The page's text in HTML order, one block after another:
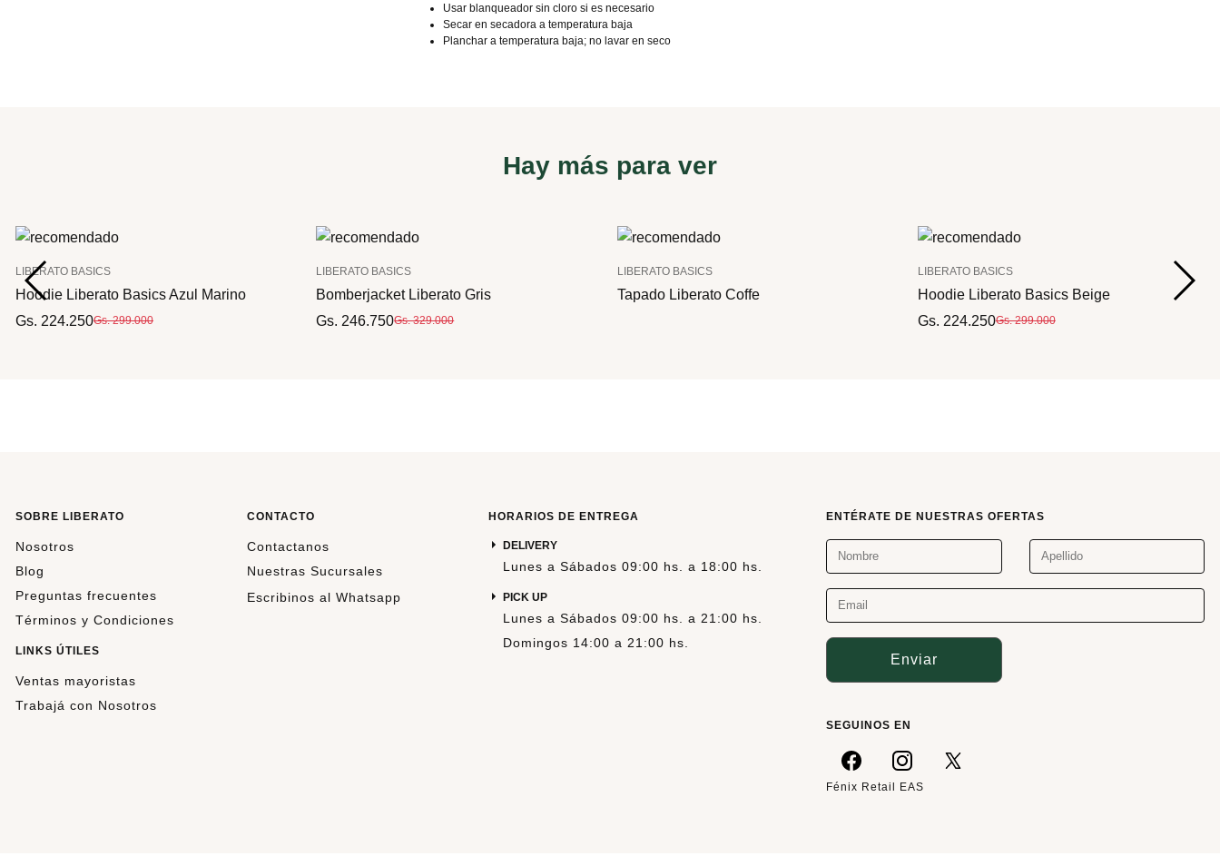
Usar blanqueador sin cloro si es necesario
Secar en secadora a temperatura baja
Planchar a temperatura baja; no lavar en seco
Hay más para ver
LIBERATO BASICS
Hoodie Liberato Basics Azul Marino
Gs. 224.250Gs. 299.000
LIBERATO BASICS
Bomberjacket Liberato Gris
Gs. 246.750Gs. 329.000
LIBERATO BASICS
Tapado Liberato Coffe
LIBERATO BASICS
Hoodie Liberato Basics Beige
Gs. 224.250Gs. 299.000
SOBRE LIBERATO
Nosotros
Blog
Preguntas frecuentes
Términos y Condiciones
LINKS ÚTILES
Ventas mayoristas
Trabajá con Nosotros
CONTACTO
Contactanos
Nuestras Sucursales
Escribinos al Whatsapp
HORARIOS DE ENTREGA
DELIVERY
Lunes a Sábados 09:00 hs. a 18:00 hs.
PICK UP
Lunes a Sábados 09:00 hs. a 21:00 hs.
Domingos 14:00 a 21:00 hs.
ENTÉRATE DE NUESTRAS OFERTAS
Enviar
SEGUINOS EN
Fénix Retail EAS